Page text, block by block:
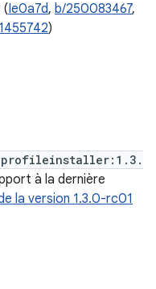
(Ie0a7d, b/250083467,
)
à la dernière
la version 1.3.0-rc01